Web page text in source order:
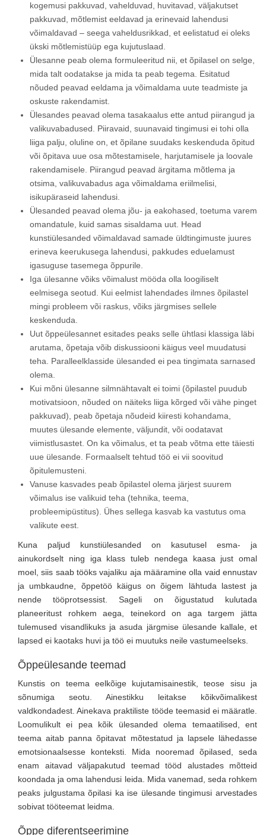
kogemusi pakkuvad, vahelduvad, huvitavad, väljakutset
pakkuvad, mõtlemist eeldavad ja erinevaid lahendusi
võimaldavad – seega vaheldusrikkad, et eelistatud ei oleks
ükski mõtlemistüüp ega kujutuslaad.
Ülesanne peab olema formuleeritud nii, et õpilasel on selge,
mida talt oodatakse ja mida ta peab tegema. Esitatud
nõuded peavad eeldama ja võimaldama uute teadmiste ja
oskuste rakendamist.
Ülesandes peavad olema tasakaalus ette antud piirangud ja
valikuvabadused. Piiravaid, suunavaid tingimusi ei tohi olla
liiga palju, oluline on, et õpilane suudaks keskenduda õpitud
või õpitava uue osa mõtestamisele, harjutamisele ja loovale
rakendamisele. Piirangud peavad ärgitama mõtlema ja
otsima, valikuvabadus aga võimaldama eriilmelisi,
isikupäraseid lahendusi.
Ülesanded peavad olema jõu- ja eakohased, toetuma varem
omandatule, kuid samas sisaldama uut. Head
kunstiülesanded võimaldavad samade üldtingimuste juures
erineva keerukusega lahendusi, pakkudes eduelamust
igasuguse tasemega õppurile.
Iga ülesanne võiks võimalust mööda olla loogiliselt
eelmisega seotud. Kui eelmist lahendades ilmnes õpilastel
mingi probleem või raskus, võiks järgmises sellele
keskenduda.
Uut õppeülesannet esitades peaks selle ühtlasi klassiga läbi
arutama, õpetaja võib diskussiooni käigus veel muudatusi
teha. Paralleelklasside ülesanded ei pea tingimata sarnased
olema.
Kui mõni ülesanne silmnähtavalt ei toimi (õpilastel puudub
motivatsioon, nõuded on näiteks liiga kõrged või vähe pinget
pakkuvad), peab õpetaja nõudeid kiiresti kohandama,
muutes ülesande elemente, väljundit, või oodatavat
viimistlusastet. On ka võimalus, et ta peab võtma ette täiesti
uue ülesande. Formaalselt tehtud töö ei vii soovitud
õpitulemusteni.
Vanuse kasvades peab õpilastel olema järjest suurem
võimalus ise valikuid teha (tehnika, teema,
probleemipüstitus). Ühes sellega kasvab ka vastutus oma
valikute eest.
Kuna paljud kunstiülesanded on kasutusel esma- ja
ainukordselt ning iga klass tuleb nendega kaasa just omal
moel, siis saab tööks vajaliku aja määramine olla vaid ennustav
ja umbkaudne, õppetöö käigus on õigem lähtuda lastest ja
nende tööprotsessist. Sageli on õigustatud kulutada
planeeritust rohkem aega, teinekord on aga targem jätta
tulemused visandlikuks ja asuda järgmise ülesande kallale, et
lapsed ei kaotaks huvi ja töö ei muutuks neile vastumeelseks.
Õppeülesande teemad
Kunstis on teema eelkõige kujutamisainestik, teose sisu ja
sõnumiga seotu. Ainestikku leitakse kõikvõimalikest
valdkondadest. Ainekava praktiliste tööde teemasid ei määratle.
Loomulikult ei pea kõik ülesanded olema temaatilised, ent
teema aitab panna õpitavat mõtestatud ja lapsele lähedasse
emotsionaalsesse konteksti. Mida nooremad õpilased, seda
enam aitavad väljapakutud teemad tööd alustades mõtteid
koondada ja oma lahendusi leida. Mida vanemad, seda rohkem
peaks julgustama õpilasi ka ise ülesande tingimusi arvestades
sobivat tööteemat leidma.
Õppe diferentseerimine